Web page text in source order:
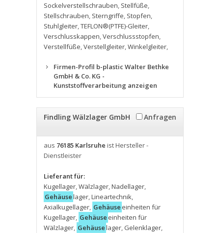
Sockelverstellschrauben, Stellfüße,
Stellschrauben, Sterngriffe, Stopfen,
Stuhlgleiter,TEFLON®(PTFE)-Gleiter,
Verschlusskappen,Verschlussstopfen,
Verstellfüße,Verstellgleiter,Winkelgleiter,
Firmen-Profil b-plastic Walter Bethke
GmbH & Co. KG -
Kunststoffverarbeitung anzeigen
Findling Wälzlager GmbH Anfragen
aus 76185 Karlsruhe ist Hersteller -
Dienstleister
Lieferant für:
Kugellager,Wälzlager,Nadellager,
Gehäuselager,Lineartechnik,
Axialkugellager, Gehäuse einheiten für
Kugellager, Gehäuse einheiten für
Wälzlager, Gehäuselager, Gelenklager,